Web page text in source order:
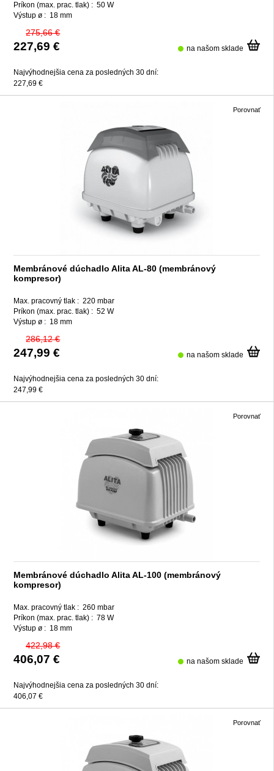
Príkon (max. prac. tlak) : 50 W
Výstup ø : 18 mm
275,66 €
227,69 € na našom sklade
Najvýhodnejšia cena za posledných 30 dní:
227,69 €
Membránové dúchadlo Alita AL-80 (membránový
kompresor)
Max. pracovný tlak : 220 mbar
Príkon (max. prac. tlak) : 52 W
Výstup ø : 18 mm
286,12 €
247,99 € na našom sklade
Najvýhodnejšia cena za posledných 30 dní:
247,99 €
Porovnať
Membránové dúchadlo Alita AL-100 (membránový
kompresor)
Max. pracovný tlak : 260 mbar
Príkon (max. prac. tlak) : 78 W
Výstup ø : 18 mm
422,98 €
406,07 € na našom sklade
Najvýhodnejšia cena za posledných 30 dní:
406,07 €
Porovnať
Porovnať